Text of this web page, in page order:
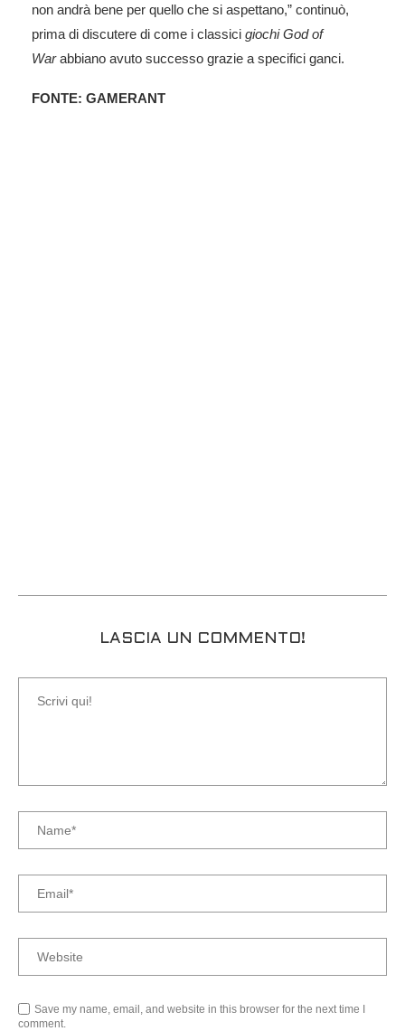
non andrà bene per quello che si aspettano,” continuò,
prima di discutere di come i classici giochi God of
Warabbiano avuto successo grazie a specifici ganci.
FONTE: GAMERANT
LASCIA UN COMMENTO!
Save my name, email, and website in this browser for the next time I
comment.